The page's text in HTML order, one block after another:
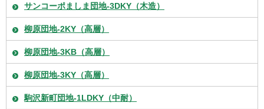
サンコーポましま団地-3DKY（木造）
柳原団地-2KY（高層）
柳原団地-3KB（高層）
柳原団地-3KY（高層）
駒沢新町団地-1LDKY（中耐）